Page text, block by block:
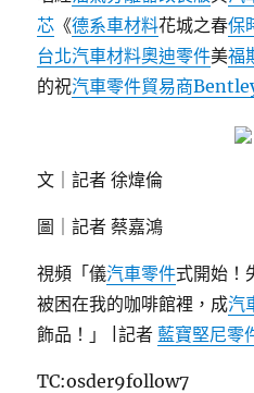
芯 《德系車材料花城之春保
台北汽車材料奧迪零件美福
的祝汽車零件貿易商
文｜記者 徐煒倫
圖｜記者 蔡嘉鴻
視頻「儀汽車零件式開始！
被困在我的咖啡館裡，成汽
飾品！」 |記者藍寶堅尼零
TC:osder9follow7